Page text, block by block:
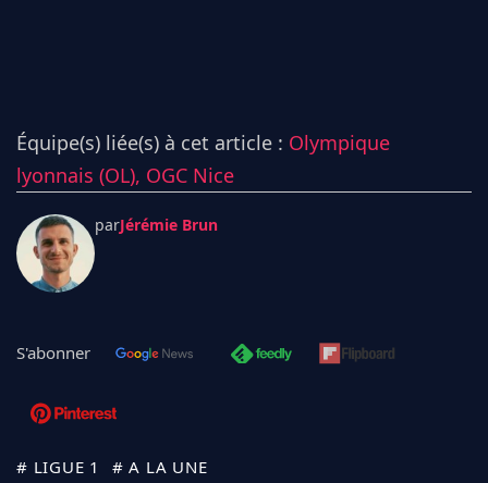
Équipe(s) liée(s) à cet article : Olympique
lyonnais (OL), OGC Nice
parJérémie Brun
S'abonner
# LIGUE 1 # A LA UNE